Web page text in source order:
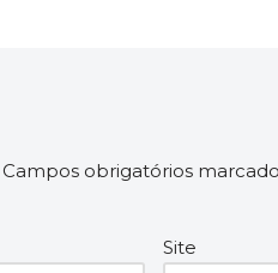
Campos obrigatórios
Site